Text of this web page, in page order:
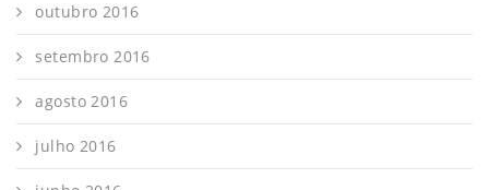
outubro 2016
setembro 2016
agosto 2016
julho 2016